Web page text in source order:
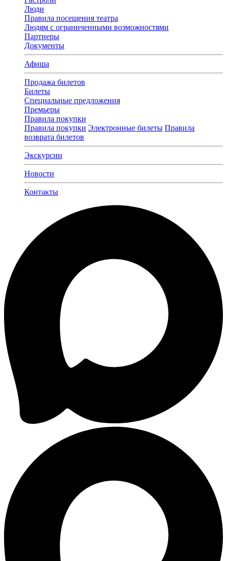
Люди
Правила посещения театра
Людям с ограниченными возможностями
Партнеры
Документы
Афиша
Продажа билетов
Билеты
Специальные предложения
Премьеры
Правила покупки
Правила покупки Электронные билеты Правила
возврата билетов
Экскурсии
Новости
Контакты